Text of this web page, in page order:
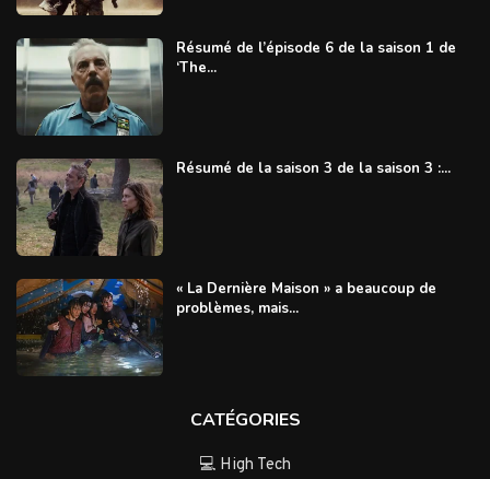
Résumé de l’épisode 6 de la saison 1 de
‘The...
Résumé de la saison 3 de la saison 3 :...
« La Dernière Maison » a beaucoup de
problèmes, mais...
CATÉGORIES
💻 High Tech